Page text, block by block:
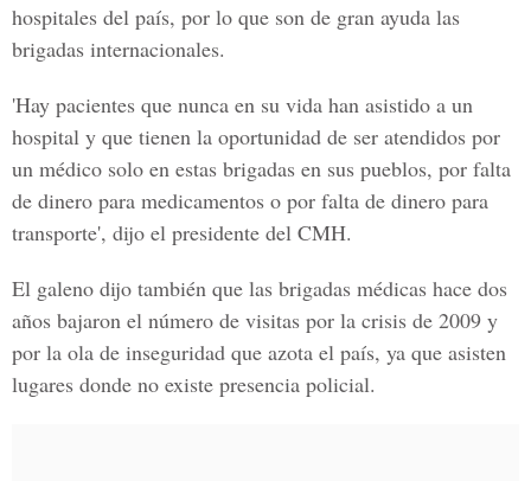
hospitales del país, por lo que son de gran ayuda las
brigadas internacionales.
'Hay pacientes que nunca en su vida han asistido a un
hospital y que tienen la oportunidad de ser atendidos por
un médico solo en estas brigadas en sus pueblos, por falta
de dinero para medicamentos o por falta de dinero para
transporte', dijo el presidente del CMH.
El galeno dijo también que las brigadas médicas hace dos
años bajaron el número de visitas por la crisis de 2009 y
por la ola de inseguridad que azota el país, ya que asisten
lugares donde no existe presencia policial.